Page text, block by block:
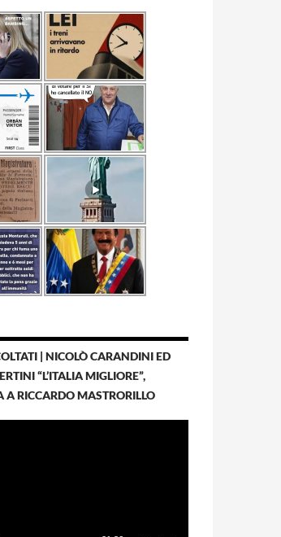
| NICOLÒ CARANDINI ED
“L’ITALIA MIGLIORE”,
A RICCARDO MASTRORILLO